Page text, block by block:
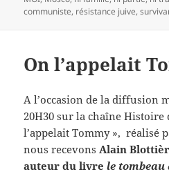
communiste, résistance juive,
On l’appelait
A l’occasion de la diffusion
20H30 sur la chaîne Histoire
l’appelait Tommy », réalisé
nous recevons Alain
auteur du livrele tombeau